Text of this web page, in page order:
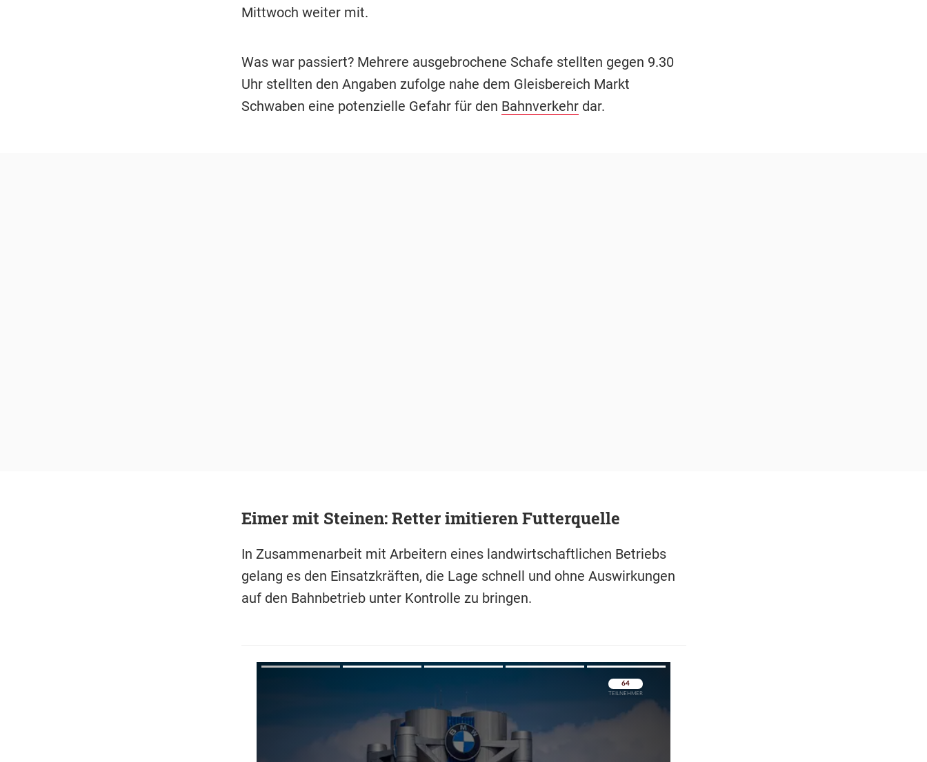
Mittwoch weiter mit.
Was war passiert? Mehrere ausgebrochene Schafe stellten gegen 9.30
Uhr stellten den Angaben zufolge nahe dem Gleisbereich Markt
Schwaben eine potenzielle Gefahr für den Bahnverkehrdar.
Eimer mit Steinen: Retter imitieren Futterquelle
In Zusammenarbeit mit Arbeitern eines landwirtschaftlichen Betriebs
gelang es den Einsatzkräften, die Lage schnell und ohne Auswirkungen
auf den Bahnbetrieb unter Kontrolle zu bringen.
Überspringen